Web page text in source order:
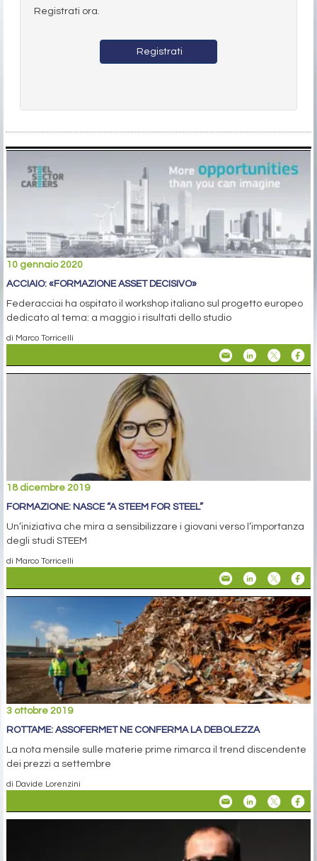
Registrati ora.
Registrati
10 gennaio 2020
ACCIAIO: «FORMAZIONE ASSET DECISIVO»
Federacciai ha ospitato il workshop italiano sul progetto europeo
dedicato al tema: a maggio i risultati dello studio
di Marco Torricelli
18 dicembre 2019
FORMAZIONE: NASCE “A STEEM FOR STEEL”
Un’iniziativa che mira a sensibilizzare i giovani verso l’importanza
degli studi STEEM
di Marco Torricelli
3 ottobre 2019
ROTTAME: ASSOFERMET NE CONFERMA LA DEBOLEZZA
La nota mensile sulle materie prime rimarca il trend discendente
dei prezzi a settembre
di Davide Lorenzini